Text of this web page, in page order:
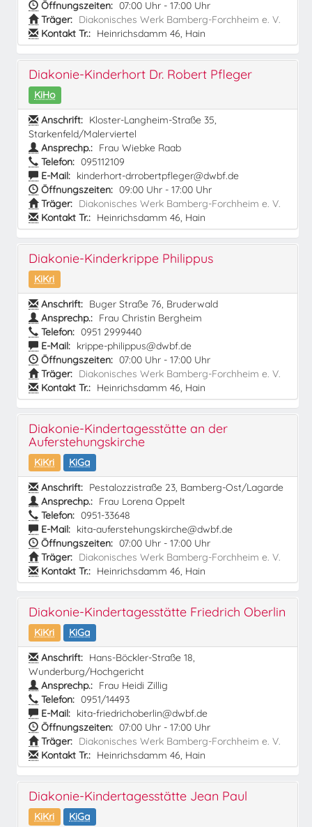
Öffnungszeiten: 07:00 Uhr - 17:00 Uhr
Träger: Diakonisches Werk Bamberg-Forchheim e. V.
Kontakt Tr.: Heinrichsdamm 46, Hain
Diakonie-Kinderhort Dr. Robert Pfleger
KiHo
Anschrift: Kloster-Langheim-Straße 35,
Starkenfeld/Malerviertel
Ansprechp.: Frau Wiebke Raab
Telefon: 095112109
E-Mail: kinderhort-drrobertpfleger@dwbf.de
Öffnungszeiten: 09:00 Uhr - 17:00 Uhr
Träger: Diakonisches Werk Bamberg-Forchheim e. V.
Kontakt Tr.: Heinrichsdamm 46, Hain
Diakonie-Kinderkrippe Philippus
KiKri
Anschrift: Buger Straße 76, Bruderwald
Ansprechp.: Frau Christin Bergheim
Telefon: 0951 2999440
E-Mail: krippe-philippus@dwbf.de
Öffnungszeiten: 07:00 Uhr - 17:00 Uhr
Träger: Diakonisches Werk Bamberg-Forchheim e. V.
Kontakt Tr.: Heinrichsdamm 46, Hain
Diakonie-Kindertagesstätte an der
Auferstehungskirche
KiKri
KiGa
Anschrift: Pestalozzistraße 23, Bamberg-Ost/Lagarde
Ansprechp.: Frau Lorena Oppelt
Telefon: 0951-33648
E-Mail: kita-auferstehungskirche@dwbf.de
Öffnungszeiten: 07:00 Uhr - 17:00 Uhr
Träger: Diakonisches Werk Bamberg-Forchheim e. V.
Kontakt Tr.: Heinrichsdamm 46, Hain
Diakonie-Kindertagesstätte Friedrich Oberlin
KiKri
KiGa
Anschrift: Hans-Böckler-Straße 18,
Wunderburg/Hochgericht
Ansprechp.: Frau Heidi Zillig
Telefon: 0951/14493
E-Mail: kita-friedrichoberlin@dwbf.de
Öffnungszeiten: 07:00 Uhr - 17:00 Uhr
Träger: Diakonisches Werk Bamberg-Forchheim e. V.
Kontakt Tr.: Heinrichsdamm 46, Hain
Diakonie-Kindertagesstätte Jean Paul
KiKri
KiGa